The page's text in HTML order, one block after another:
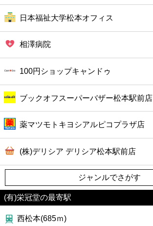
日本福祉大学松本オフィス
相澤病院
100円ショップキャンドゥ
ブックオフスーパーバザー松本駅前店
薬マツモトキヨシアルピコプラザ店
(株)デリシア デリシア松本駅前店
ジャンルでさがす
(有)栄冠堂の最寄駅
西松本(685ｍ)